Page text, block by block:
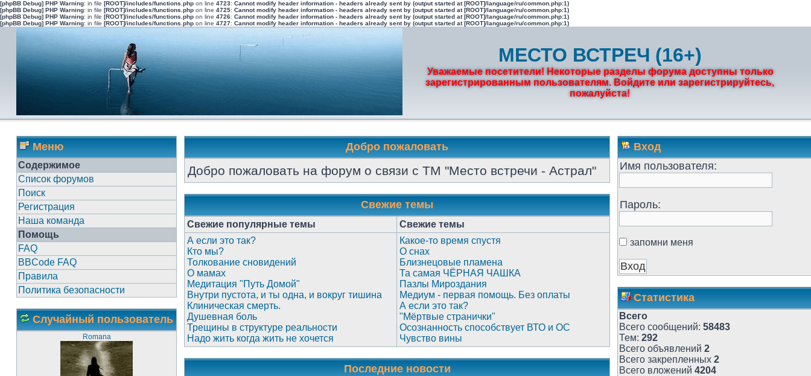
[phpBB Debug] PHP Warning: in file [ROOT]/includes/functions.php on line 4723: Cannot modify header information - headers already sent by (output started at [ROOT]/language/ru/common.php:1)
[phpBB Debug] PHP Warning: in file [ROOT]/includes/functions.php on line 4725: Cannot modify header information - headers already sent by (output started at [ROOT]/language/ru/common.php:1)
[phpBB Debug] PHP Warning: in file [ROOT]/includes/functions.php on line 4726: Cannot modify header information - headers already sent by (output started at [ROOT]/language/ru/common.php:1)
[phpBB Debug] PHP Warning: in file [ROOT]/includes/functions.php on line 4727: Cannot modify header information - headers already sent by (output started at [ROOT]/language/ru/common.php:1)
МЕСТО ВСТРЕЧ (16+)
Уважаемые посетители! Некоторые разделы форума доступны только
зарегистрированным пользователям. Войдите или зарегистрируйтесь,
пожалуйста!
Меню
Содержимое
Список форумов
Поиск
Регистрация
Наша команда
Помощь
FAQ
BBCode FAQ
Правила
Политика безопасности
Случайный пользователь
Romana
Добро пожаловать
Добро пожаловать на форум о связи с ТМ "Место встречи - Астрал"
Свежие темы
Свежие популярные темы
Свежие темы
А если это так?
Кто мы?
Толкование сновидений
О мамах
Медитация "Путь Домой"
Внутри пустота, и ты одна, и вокруг тишина
Клиническая смерть.
Душевная боль
Трещины в структуре реальности
Надо жить когда жить не хочется
Какое-то время спустя
О снах
Близнецовые пламена
Та самая ЧЁРНАЯ ЧАШКА
Пазлы Мироздания
Медиум - первая помощь. Без оплаты
А если это так?
"Мёртвые странички"
Осознанность способствует ВТО и ОС
Чувство вины
Последние новости
Вход
Имя пользователя:
Пароль:
запомни меня
Статистика
Всего
Всего сообщений: 58483
Тем: 292
Всего объявлений 2
Всего закрепленных 2
Всего вложений 4204